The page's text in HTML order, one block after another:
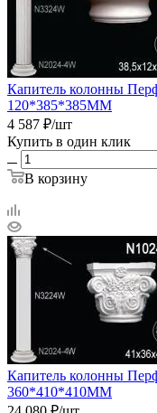
Капитель колонны
120*385*385ММ
4 587 ₽/шт
Купить в один клик
В корзину
Капитель колонны
360*410*410ММ